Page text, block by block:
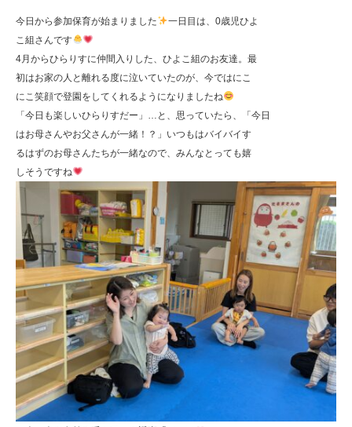
人
明
善
学
園
幼
連
携
型
認
定
こ
ど
も
園
今日から参加保育が始まりました
一日目は、0歳児ひよ
こ組さんです
4月からひらりすに仲間入りした、ひよこ組のお友達。最
初はお家の人と離れる度に泣いていたのが、今ではにこ
にこ笑顔で登園をしてくれるようになりましたね
「今日も楽しいひらりすだー」…と、思っていたら、「今日
はお母さんやお父さんが一緒！？」いつもはバイバイす
るはずのお母さんたちが一緒なので、みんなとっても嬉
しそうですね